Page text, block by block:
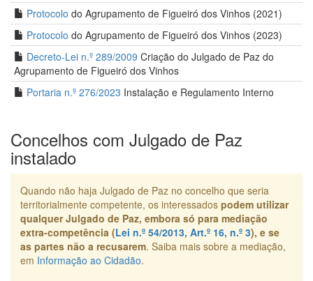
Protocolo do Agrupamento de Figueiró dos Vinhos (2021)
Protocolo do Agrupamento de Figueiró dos Vinhos (2023)
Decreto-Lei n.º 289/2009 Criação do Julgado de Paz do
Agrupamento de Figueiró dos Vinhos
Portaria n.º 276/2023 Instalação e Regulamento Interno
Concelhos com Julgado de Paz
instalado
Quando não haja Julgado de Paz no concelho que seria
territorialmente competente, os interessados podem utilizar
qualquer Julgado de Paz, embora só para mediação
extra-competência (Lei n.º 54/2013, Art.º 16, n.º 3), e se
as partes não a recusarem. Saiba mais sobre a mediação,
em Informação ao Cidadão.